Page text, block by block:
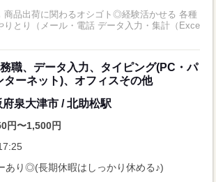
商品出荷に関わるオシゴト◎経験活かせる 各種
りとり（メール・電話 データ入力・集計（Exce
職、データ入力、タイピング(PC・パ
ターネット)、オフィスその他
泉大津市 / 北助松駅
円〜1,500円
あり◎(長期休暇はしっかり休める♪)